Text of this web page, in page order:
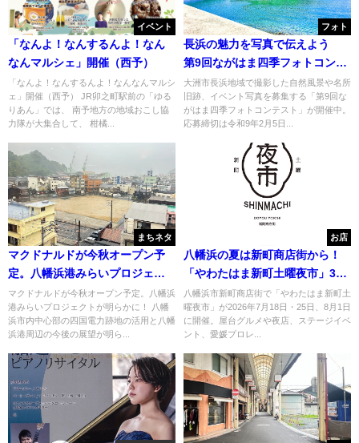
イベント
「なんよ！なんするんよ！なん
なんマルシェ」開催（西予）
「なんよ！なんするんよ！なんなんマルシ
ェ」開催（西予） JR卯之町駅前の「ゆる
りあん」では、 南予地方の地域おこし協
力隊が大集合して、 柑橘...
フォト
長浜の魅力を写真で伝えよう
第9回ながはま四季フォトコンテ
ストが応募受付中
大洲市長浜地域で撮影した自然風景や名所
旧跡、イベント写真を募集する「第9回な
がはま四季フォトコンテスト」が開催中。
応募締切は令和9年2月5日...
まちネタ
マクドナルドが今秋オープン予
定。八幡浜港みらいプロジェク
トが明らかに！
マクドナルドが今秋オープン予定。八幡浜
港みらいプロジェクトが明らかに！ 八幡
浜市内中心部の四国電力跡地の活用と八幡
浜港周辺の今後の展望が明ら...
お店
八幡浜の夏は新町商店街から！
「やわたはま新町土曜夜市」3週
連続開催
八幡浜市新町商店街で「やわたはま新町土
曜夜市」が2026年7月18日・25日、8月1日
に開催。屋台グルメや夜店、ステージイベ
ント、愛媛プロレ...